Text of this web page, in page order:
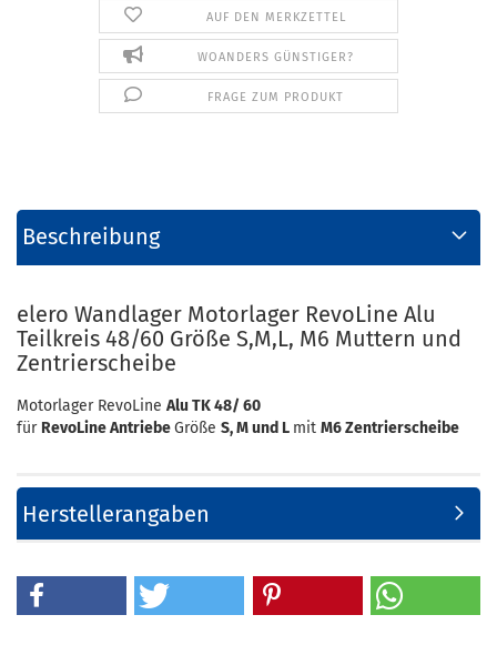
AUF DEN MERKZETTEL
WOANDERS GÜNSTIGER?
FRAGE ZUM PRODUKT
Beschreibung
elero Wandlager Motorlager RevoLine Alu
Teilkreis 48/60 Größe S,M,L, M6 Muttern und
Zentrierscheibe
Motorlager RevoLine Alu TK 48/ 60
für RevoLine AntriebeGröße S, M und L mit M6 Zentrierscheibe
Herstellerangaben